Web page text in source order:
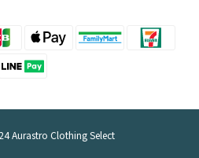
Aurastro Clothing Select